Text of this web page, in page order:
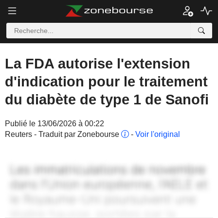
La FDA autorise l'extension
d'indication pour le traitement
du diabète de type 1 de Sanofi
Publié le 13/06/2026 à 00:22
Reuters - Traduit par Zonebourse
- Voir l'original